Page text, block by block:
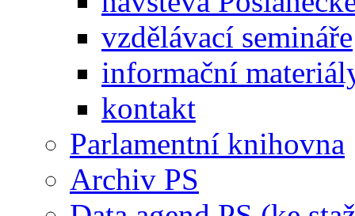
vzdělávací semináře
informační
kontakt
Parlamentní knihovna
Archiv PS